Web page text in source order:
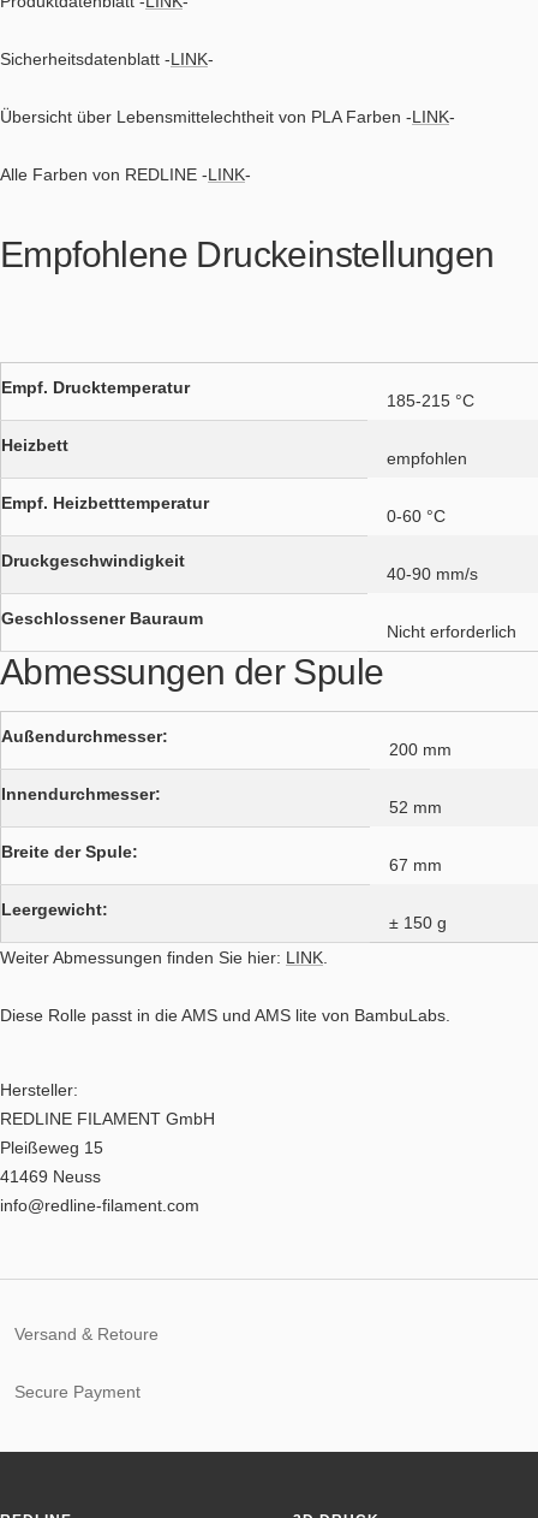
Sicherheitsdatenblatt -LINK-
Übersicht über Lebensmittelechtheit von PLA Farben -LINK-
Alle Farben von REDLINE -LINK-
Empfohlene Druckeinstellungen
Empf. Drucktemperatur
185-215 °C
Heizbett
empfohlen
Empf. Heizbetttemperatur
0-60 °C
Druckgeschwindigkeit
40-90 mm/s
Geschlossener Bauraum
Nicht erforderlich
Abmessungen der Spule
Außendurchmesser:
200 mm
Innendurchmesser:
52 mm
Breite der Spule:
67 mm
Leergewicht:
± 150 g
Weiter Abmessungen finden Sie hier: LINK
Diese Rolle passt in die AMS und AMS lite von BambuLabs.
Hersteller:
REDLINE FILAMENT GmbH
Pleißeweg 15
41469 Neuss
info@redline-filament.com
Versand & Retoure
Secure Payment